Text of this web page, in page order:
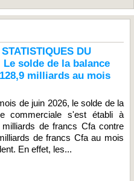
DU
Le solde de la balance
milliards au mois
de juin 2026, le solde de la
commerciale s'est établi à
milliards de francs Cfa contre
de francs Cfa au mois
En effet, les...